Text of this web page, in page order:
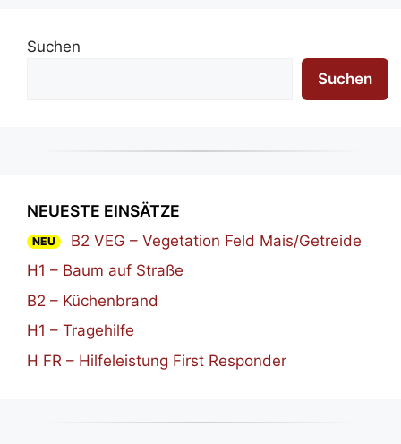
Suchen
Suchen
NEUESTE EINSÄTZE
NEU
B2 VEG – Vegetation Feld Mais/Getreide
H1 – Baum auf Straße
B2 – Küchenbrand
H1 – Tragehilfe
H FR – Hilfeleistung First Responder